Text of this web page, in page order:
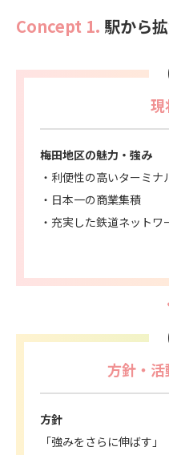
Concept 1. 駅から
現
梅田地区の魅力・強み
利便性の高いターミナ
日本一の商業集積
充実した鉄道ネットワ
方針・
方針
「強みをさらに伸ばす」